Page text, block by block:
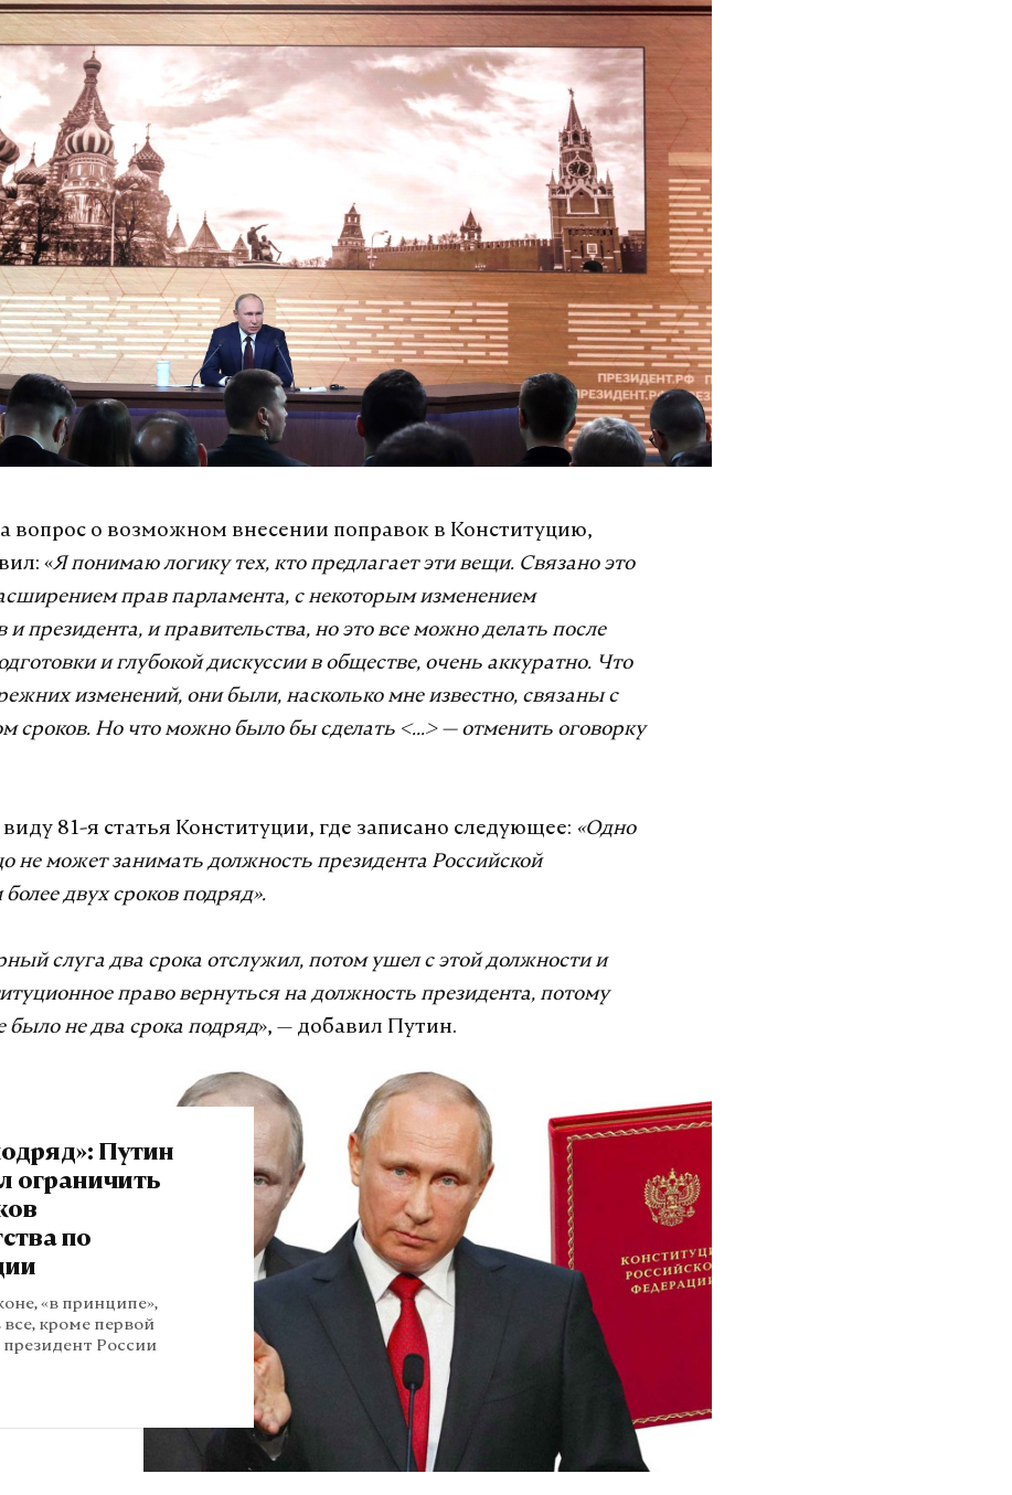
вопрос о возможном внесении поправок в Конституцию,
«Я понимаю логику тех, кто предлагает эти вещи. Связано это
прав парламента, с некоторым изменением
и президента, и правительства, но это все можно делать после
и глубокой дискуссии в обществе, очень аккуратно. Что
изменений, они были, насколько мне известно, связаны с
сроков. Но что можно было бы сделать <...> — отменить оговорку
81-я статья Конституции, где записано следующее: «Одно
не может занимать должность президента Российской
двух сроков подряд».
слуга два срока отслужил, потом ушел с этой должности и
право вернуться на должность президента, потому
было не два срока подряд», — добавил Путин.
Путин
ограничить
по
«в принципе»,
кроме первой
президент России